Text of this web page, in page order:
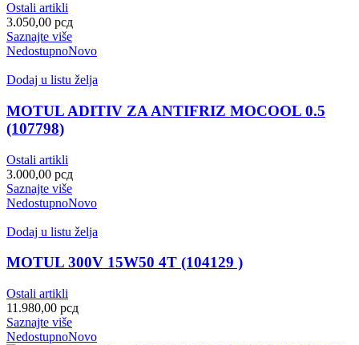
Ostali artikli
3.050,00 рсд
Saznajte više
NedostupnoNovo
Dodaj u listu želja
MOTUL ADITIV ZA ANTIFRIZ MOCOOL 0.5
(107798)
Ostali artikli
3.000,00 рсд
Saznajte više
NedostupnoNovo
Dodaj u listu želja
MOTUL 300V 15W50 4T (104129 )
Ostali artikli
11.980,00 рсд
Saznajte više
NedostupnoNovo